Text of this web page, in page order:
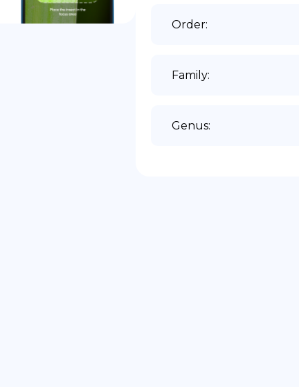
Order:
Family:
Genus: